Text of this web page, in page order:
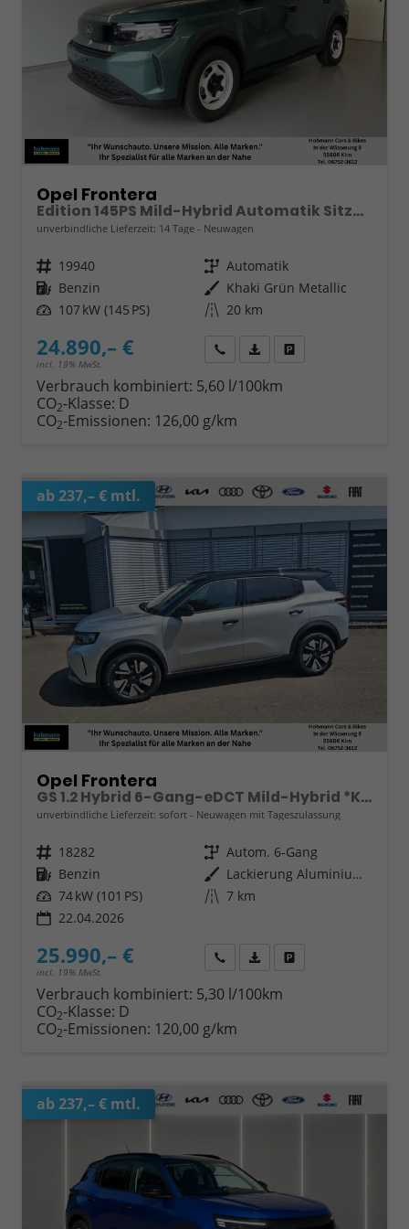
Opel Frontera
Edition 145PS Mild-Hybrid Automatik Sitzheizung+Kamera+ParkPilot
unverbindliche Lieferzeit: 14 Tage Neuwagen
Fahrzeugnr. 19940 Getriebe Automatik
Kraftstoff Benzin Außenfarbe Khaki Grün Metallic
Leistung 107 kW (145 PS) Kilometerstand 20 km
24.890,– €
incl. 19% MwSt.
Wir rufen Sie anFahrzeugexposé (PDF)
Verbrauch kombiniert: 5,60 l/100km
CO2-Klasse: D
CO2-Emissionen: 126,00 g/km
ab 237,– € mtl.
Opel Frontera
GS 1.2 Hybrid 6-Gang-eDCT Mild-Hybrid *Kamera *Alu *Shzg. uvm
unverbindliche Lieferzeit: sofort Neuwagen mit Tageszulassung
Fahrzeugnr. 18282 Getriebe Autom. 6-Gang
Kraftstoff Benzin Außenfarbe
Lackierung Aluminium-Grau/Typ Außenverkleidung Metallic-Lackierung
Leistung 74 kW (101 PS) Kilometerstand 7 km
22.04.2026
25.990,– €
incl. 19% MwSt.
Wir rufen Sie anFahrzeugexposé (PDF)
Verbrauch kombiniert: 5,30 l/100km
CO2-Klasse: D
CO2-Emissionen: 120,00 g/km
ab 237,– € mtl.